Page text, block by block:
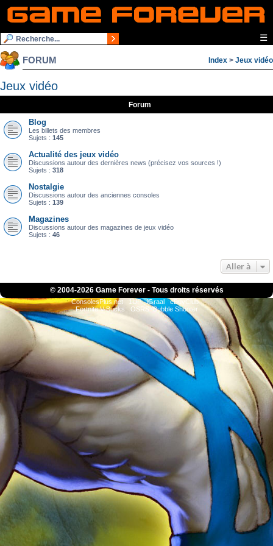
☰
FORUM Index > Jeux vidéo
Jeux vidéo
Forum
Blog
Les billets des membres
Sujets : 145
Actualité des jeux vidéo
Discussions autour des dernières news (précisez vos sources !)
Sujets : 318
Nostalgie
Discussions autour des anciennes consoles
Sujets : 139
Magazines
Discussions autour des magazines de jeux vidéo
Sujets : 46
Aller à
© 2004-2026 Game Forever - Tous droits réservés
ConsolesPlus.net 1UP iGraal
eBuyClub
Fortnite V-Bucks
OSRS Bubble Shooter